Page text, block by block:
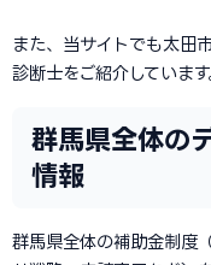
また、当サイトでも太田
診断士をご紹介しています
群馬県全体の
情報
群馬県全体の補助金制度